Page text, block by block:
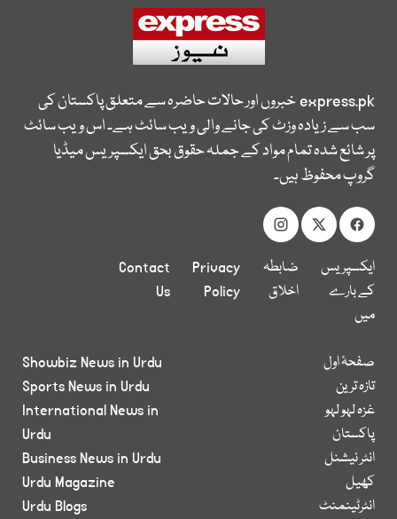
express.pkخبروں اور حالات حاضرہ سے متعلق پاکستان کی
سب سے زیادہ وزٹ کی جانے والی ویب سائٹ ہے۔ اس ویب سائٹ
پر شائع شدہ تمام مواد کے جملہ حقوق بحق ایکسپریس میڈیا
گروپ محفوظ ہیں۔
ایکسپریس
کے بارے
میں
ضابطہ
اخلاق
Privacy
Policy
Contact
Us
صفحۂ اول
تازہ ترین
غزہ لہو لہو
پاکستان
انٹر نیشنل
کھیل
انٹرٹینمنٹ
Showbiz News in Urdu
Sports News in Urdu
International News in
Urdu
Business News in Urdu
Urdu Magazine
Urdu Blogs